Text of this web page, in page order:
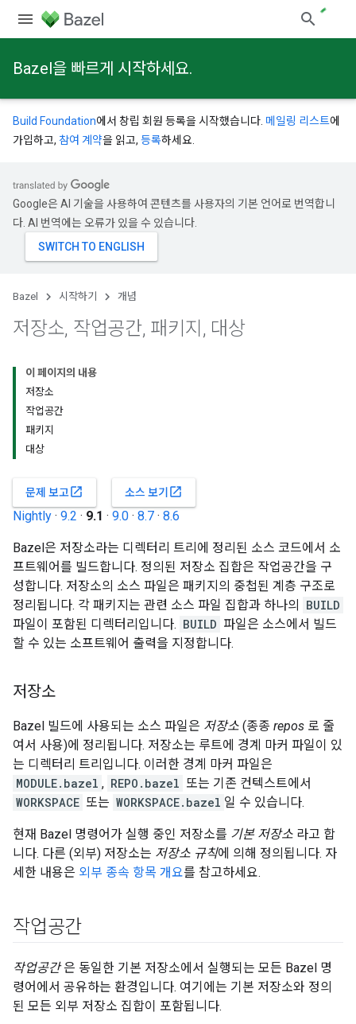
Bazel을 빠르게 시작하세요.
Build Foundation에서 창립 회원 등록을 시작했습니다. 메일링 리스트에
가입하고, 참여 계약을 읽고, 등록하세요.
Google은 AI 기술을 사용하여 콘텐츠를 사용자의 기본 언어로 번역합니
다. AI 번역에는 오류가 있을 수 있습니다.
Bazel 시작하기 개념
저장소, 작업공간, 패키지 , 대상
이 페이지의 내용
저장소
작업공간
패키지
대상
문제 보고open_in_new 소스 보기 open_in_new
Nightly · 9.2 · 9.1 · 9.0 · 8.7 · 8.6
Bazel은 저장소라는 디렉터리 트리에 정리된 소스 코드에서 소
프트웨어를 빌드합니다. 정의된 저장소 집합은 작업공간을 구
성합니다. 저장소의 소스 파일은 패키지의 중첩된 계층 구조로
정리됩니다. 각 패키지는 관련 소스 파일 집합과 하나의
BUILD
파일이 포함된 디렉터리입니다. BUILD 파일은 소스에서 빌드
할 수 있는 소프트웨어 출력을 지정합니다.
저장소
Bazel 빌드에 사용되는 소스 파일은 저장소 (종종 repos 로 줄
여서 사용)에 정리됩니다. 저장소는 루트에 경계 마커 파일이 있
는 디렉터리 트리입니다. 이러한 경계 마커 파일은
MODULE.bazel , REPO.bazel 또는 기존 컨텍스트에서
WORKSPACE 또는 WORKSPACE.bazel 일 수 있습니다.
현재 Bazel 명령어가 실행 중인 저장소를 기본 저장소 라고 합
니다. 다른 (외부) 저장소는 저장소 규칙에 의해 정의됩니다. 자
세한 내용은 외부 종속 항목 개요를 참고하세요.
작업공간
작업공간은 동일한 기본 저장소에서 실행되는 모든 Bazel 명
령어에서 공유하는 환경입니다. 여기에는 기본 저장소와 정의
된 모든 외부 저장소 집합이 포함됩니다.